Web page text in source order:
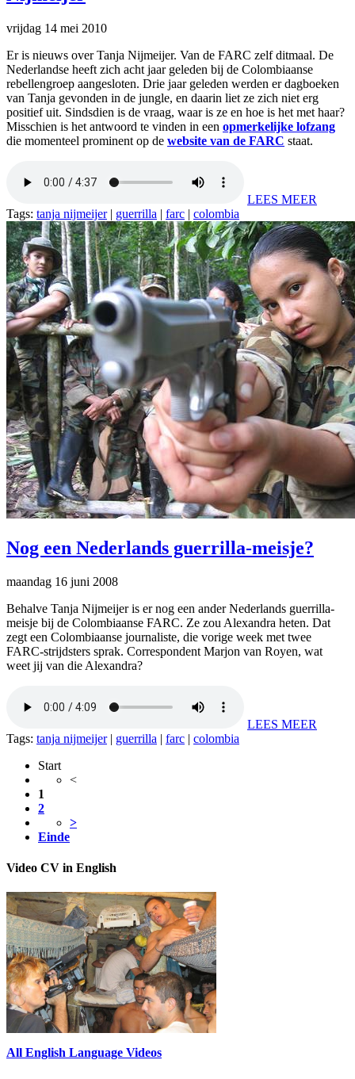
vrijdag 14 mei 2010
Er is nieuws over Tanja Nijmeijer. Van de FARC zelf ditmaal. De
Nederlandse heeft zich acht jaar geleden bij de Colombiaanse
rebellengroep aangesloten. Drie jaar geleden werden er dagboeken
van Tanja gevonden in de jungle, en daarin liet ze zich niet erg
positief uit. Sindsdien is de vraag, waar is ze en hoe is het met haar?
Misschien is het antwoord te vinden in een opmerkelijke lofzang
die momenteel prominent op de website van de FARC staat.
LEES MEER
Tags: tanja nijmeijer| guerrilla | farc | colombia
Nog een Nederlands guerrilla-meisje?
maandag 16 juni 2008
Behalve Tanja Nijmeijer is er nog een ander Nederlands guerrilla-
meisje bij de Colombiaanse FARC. Ze zou Alexandra heten. Dat
zegt een Colombiaanse journaliste, die vorige week met twee
FARC-strijdsters sprak. Correspondent Marjon van Royen, wat
weet jij van die Alexandra?
LEES MEER
Tags: tanja nijmeijer| guerrilla | farc | colombia
Start
<
1
2
>
Einde
Video CV in English
All English Language Videos